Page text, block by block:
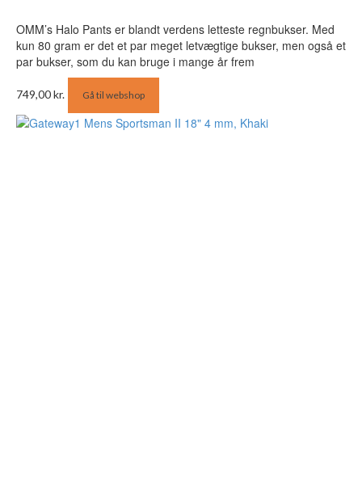
OMM’s Halo Pants er blandt verdens letteste regnbukser. Med
kun 80 gram er det et par meget letvægtige bukser, men også et
par bukser, som du kan bruge i mange år frem
749,00kr. Gå til webshop